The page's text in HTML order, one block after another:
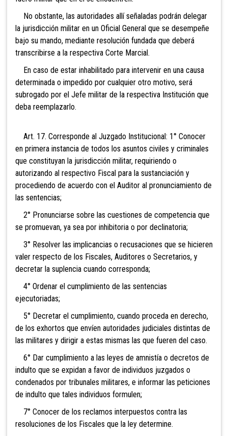
No obstante, las autoridades allí señaladas podrán delegar
la jurisdicción militar en un Oficial General que se desempeñe
bajo su mando, mediante resolución fundada que deberá
transcribirse a la respectiva Corte Marcial.
En caso de estar inhabilitado para intervenir en una causa
determinada o impedido por cualquier otro motivo, será
subrogado por el Jefe militar de la respectiva Institución que
deba reemplazarlo.
Art. 17. Corresponde al Juzgado Institucional: 1° Conocer
en primera instancia de todos los asuntos civiles y criminales
que constituyan la jurisdicción militar, requiriendo o
autorizando al respectivo Fiscal para la sustanciación y
procediendo de acuerdo con el Auditor al pronunciamiento de
las sentencias;
2° Pronunciarse sobre las cuestiones de competencia que
se promuevan, ya sea por inhibitoria o por declinatoria;
3° Resolver las implicancias o recusaciones que se hicieren
valer respecto de los Fiscales, Auditores o Secretarios, y
decretar la suplencia cuando corresponda;
4° Ordenar el cumplimiento de las sentencias
ejecutoriadas;
5° Decretar el cumplimiento, cuando proceda en derecho,
de los exhortos que envíen autoridades judiciales distintas de
las militares y dirigir a estas mismas las que fueren del caso.
6° Dar cumplimiento a las leyes de amnistía o decretos de
indulto que se expidan a favor de individuos juzgados o
condenados por tribunales militares, e informar las peticiones
de indulto que tales individuos formulen;
7° Conocer de los reclamos interpuestos contra las
resoluciones de los Fiscales que la ley determine.